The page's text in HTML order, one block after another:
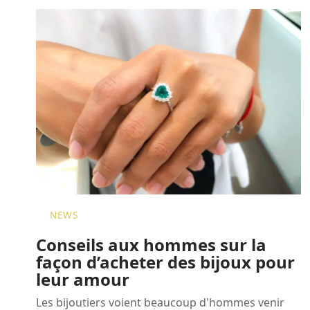
NEWS
Conseils aux hommes sur la
façon d’acheter des bijoux pour
leur amour
Les bijoutiers voient beaucoup d'hommes venir